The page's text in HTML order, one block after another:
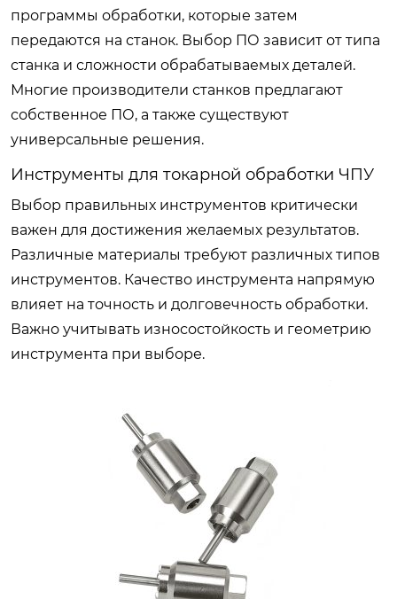
программы обработки, которые затем
передаются на станок. Выбор ПО зависит от типа
станка и сложности обрабатываемых деталей.
Многие производители станков предлагают
собственное ПО, а также существуют
универсальные решения.
Инструменты для токарной обработки ЧПУ
Выбор правильных инструментов критически
важен для достижения желаемых результатов.
Различные материалы требуют различных типов
инструментов. Качество инструмента напрямую
влияет на точность и долговечность обработки.
Важно учитывать износостойкость и геометрию
инструмента при выборе.